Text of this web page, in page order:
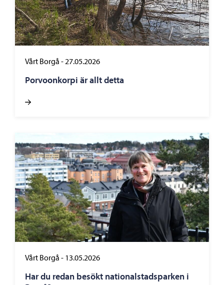
Vårt Borgå - 27.05.2026
Porvoonkorpi är allt detta
Vårt Borgå - 13.05.2026
Har du redan besökt nationalstadsparken i